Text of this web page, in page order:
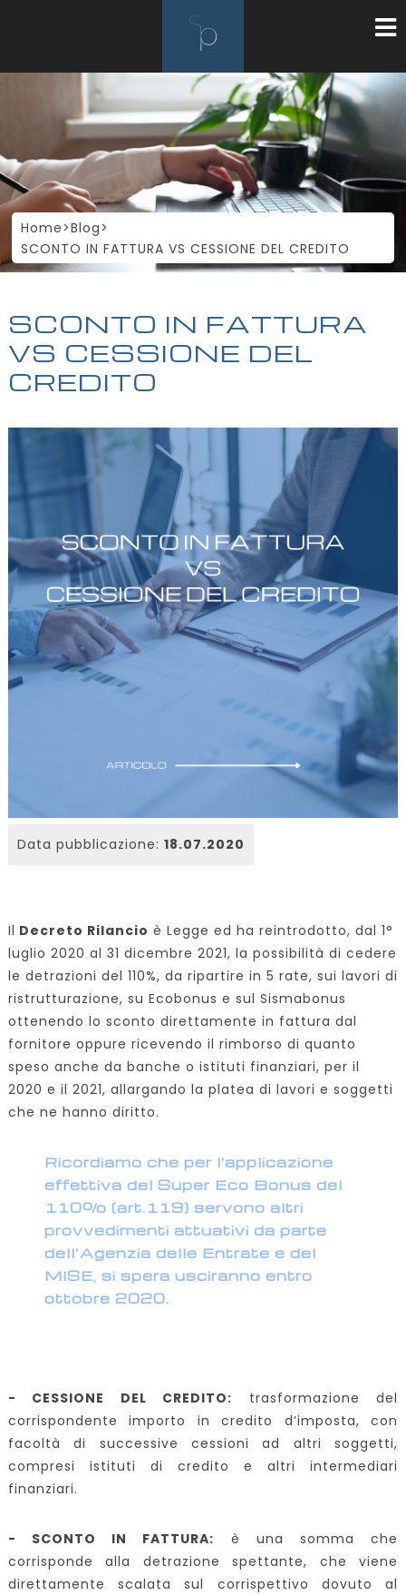
Home>Blog>
SCONTO IN FATTURA VS CESSIONE DEL CREDITO
SCONTO IN FATTURA
VS CESSIONE DEL
CREDITO
Data pubblicazione: 18.07.2020
Il Decreto Rilancio è Legge ed ha reintrodotto, dal 1°
luglio 2020 al 31 dicembre 2021, la possibilità di cedere
le detrazioni del 110%, da ripartire in 5 rate, sui lavori di
ristrutturazione, su Ecobonus e sul Sismabonus
ottenendo lo sconto direttamente in fattura dal
fornitore oppure ricevendo il rimborso di quanto
speso anche da banche o istituti finanziari, per il
2020 e il 2021, allargando la platea di lavori e soggetti
che ne hanno diritto.
Ricordiamo che per l'applicazione
effettiva del Super Eco Bonus del
110% (art.119) servono altri
provvedimenti attuativi da parte
dell’Agenzia delle Entrate e del
MISE, si spera usciranno entro
ottobre 2020.
- CESSIONE DEL CREDITO: trasformazione del
corrispondente importo in credito d’imposta, con
facoltà di successive cessioni ad altri soggetti,
compresi istituti di credito e altri intermediari
finanziari.
- SCONTO IN FATTURA: è una somma che
corrisponde alla detrazione spettante, che viene
direttamente scalata sul corrispettivo dovuto al